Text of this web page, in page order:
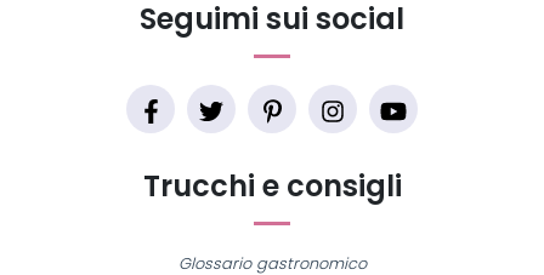
Trucchi e consigli
Glossario gastronomico
Seguimi sui social